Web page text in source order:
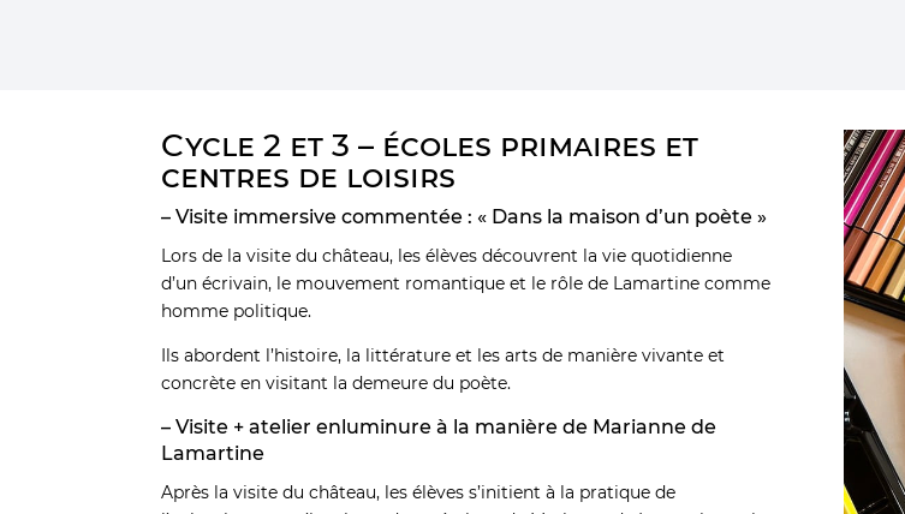
Cycle 2 et 3 – écoles primaires et
centres de loisirs
– Visite immersive commentée : « Dans la maison d’un poète »
Lors de la visite du château, les élèves découvrent la vie quotidienne
d’un écrivain, le mouvement romantique et le rôle de Lamartine comme
homme politique.
Ils abordent l’histoire, la littérature et les arts de manière vivante et
concrète en visitant la demeure du poète.
– Visite + atelier enluminure à la manière de Marianne de
Lamartine
Après la visite du château, les élèves s’initient à la pratique de